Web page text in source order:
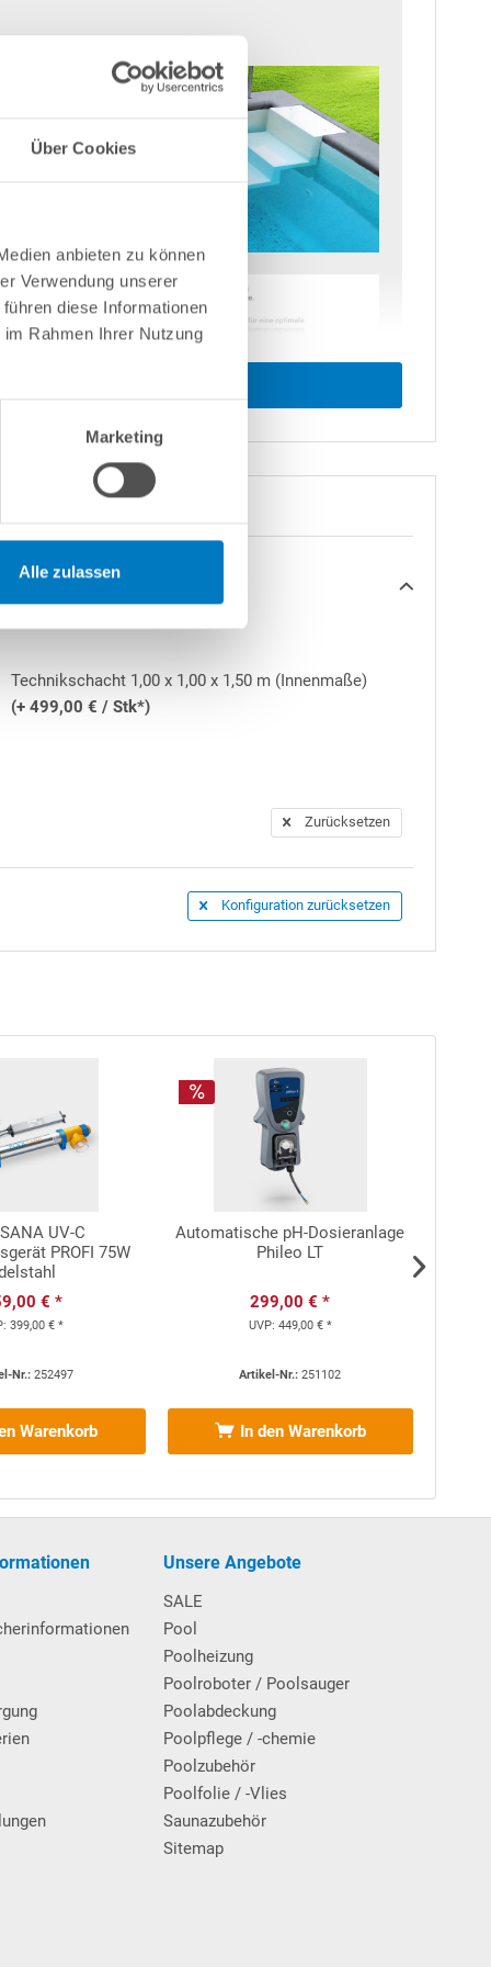
Über Cookies
anbieten zu können
Verwendung unserer
diese Informationen
Rahmen Ihrer Nutzung
Marketing
Alle zulassen
unterschritten. Die Poolfolie ist somit
in der Version für die Montage auf dem
Technikschacht 1,00 x 1,00 x 1,50 m (Innenmaße)
(+ 499,00 € / Stk*)
Zurücksetzen
Konfiguration zurücksetzen
UV-C
PROFI 75W
€ *
399,00 € *
Nr.: 252497
Warenkorb
Automatische pH-Dosieranlage
Phileo LT
299,00 € *
UVP: 449,00 € *
Artikel-Nr.:251102
In den Warenkorb
Unsere Angebote
SALE
Pool
Poolheizung
Poolroboter / Poolsauger
Poolabdeckung
Poolpflege / -chemie
Poolzubehör
Poolfolie / -Vlies
Saunazubehör
Sitemap